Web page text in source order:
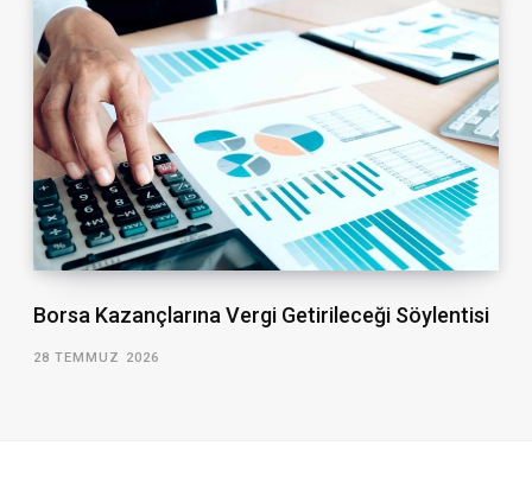
Borsa Kazançlarına Vergi Getirileceği Söylentisi
28 TEMMUZ 2026